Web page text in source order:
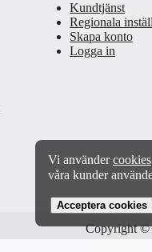
Vi användercookies
våra kunder
Functionality
These cookies
communicate
Acceptera cookies
Kundtjänst
Regionala
Skapa konto
Logga in
Copyright ©